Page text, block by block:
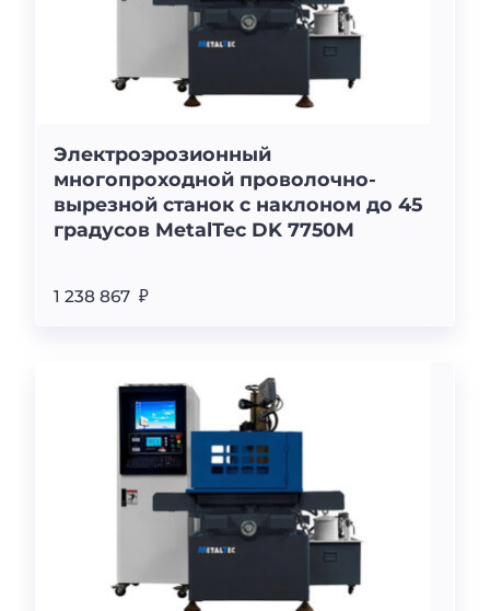
Электроэрозионный
многопроходной проволочно-
вырезной станок с наклоном до 45
градусов MetalTec DK 7750M
1 238 867 ₽